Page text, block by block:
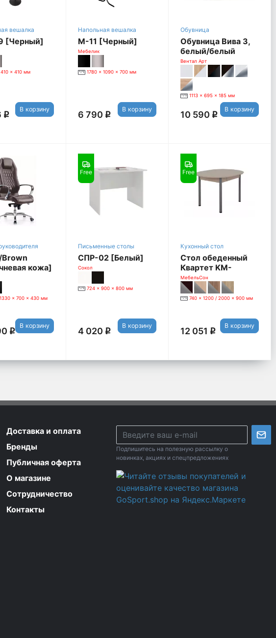
вешалка
[Черный]
x 410 мм
q
В корзину
Напольная вешалка
М-11 [Черный]
Мебелик
1780 x 1090 x 700 мм
6 790 q
В корзину
Обувница
Обувница Вива 3,
белый/белый
глянец
Вентал Арт
1113 x 695 x 185 мм
10 590 q
В корзину
Brown
кожа]
x 700 x 430 мм
q
В корзину
Free
Письменные столы
СПР-02 [Белый]
Сокол
724 x 900 x 800 мм
4 020 q
В корзину
Free
Кухонный стол
Стол обеденный
Квартет KM-
0201.0739, дуб
млечный
МебельСон
740 x 1200 / 2000 x 900 мм
12 051 q
В корзину
Доставка и оплата
Бренды
Публичная оферта
О магазине
Сотрудничество
Контакты
Подпишитесь на полезную рассылку о
новинках, акциях и спецпредложениях